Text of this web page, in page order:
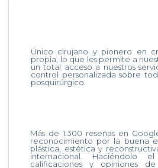
Único cirujano y pionero en
propia, lo que les permite a
un total acceso a nuestros
control personalizada sobre
posquirúrgico.
Más de 1.300 reseñas en
reconocimiento por la buena
plástica, estética y
internacional. Haciéndolo
calificaciones y opiniones